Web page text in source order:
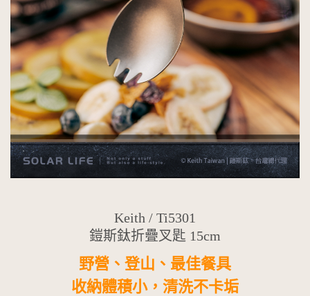
Keith / Ti5301
鎧斯鈦折疊叉匙 15cm
野營、登山、最佳餐具
收納體積小，清洗不卡垢